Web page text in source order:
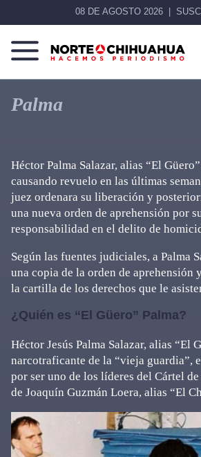
08 DE AGOSTO 2026
Norte
Chihuahua
Más
que
noticias,
Palma
Héctor Palma Salazar, alias “El
causando revuelo en las últimas
juez ordenara su liberación y
una nueva orden de aprehensión por
responsabilidad en el delito de
Según las fuentes judiciales, a Palma
una copia de la orden de aprehensión
la cartilla de los derechos que le
¿Quién es “El Güero” Palma?
Héctor Jesús Palma Salazar, alias “El
narcotraficante de la “vieja guardia”,
por ser uno de los líderes del Cártel
de Joaquín Guzmán Loera, alias “El